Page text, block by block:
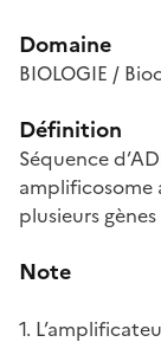
Domaine
BIOLOGIE /
Définition
Séquence
amplificosome
plusieurs
Note
1.